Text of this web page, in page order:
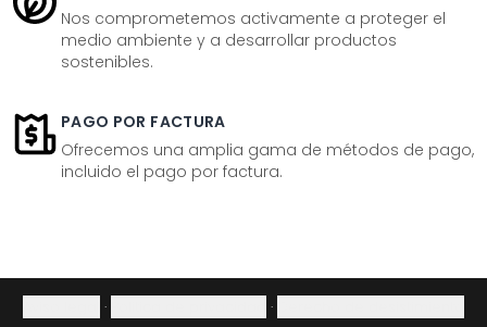
Nos comprometemos activamente a proteger el
medio ambiente y a desarrollar productos
sostenibles.
PAGO POR FACTURA
Ofrecemos una amplia gama de métodos de pago,
incluido el pago por factura.
· ·